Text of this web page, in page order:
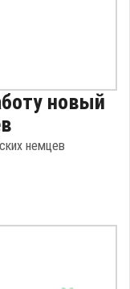
новый
немцев